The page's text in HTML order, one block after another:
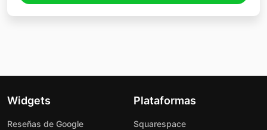
Widgets
Reseñas de Google
Plataformas
Squarespace